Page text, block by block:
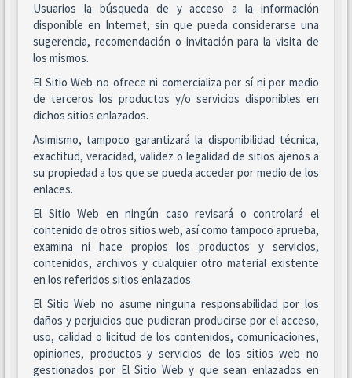
Usuarios la búsqueda de y acceso a la información
disponible en Internet, sin que pueda considerarse una
sugerencia, recomendación o invitación para la visita de
los mismos.
El Sitio Web no ofrece ni comercializa por sí ni por medio
de terceros los productos y/o servicios disponibles en
dichos sitios enlazados.
Asimismo, tampoco garantizará la disponibilidad técnica,
exactitud, veracidad, validez o legalidad de sitios ajenos a
su propiedad a los que se pueda acceder por medio de los
enlaces.
El Sitio Web en ningún caso revisará o controlará el
contenido de otros sitios web, así como tampoco aprueba,
examina ni hace propios los productos y servicios,
contenidos, archivos y cualquier otro material existente
en los referidos sitios enlazados.
El Sitio Web no asume ninguna responsabilidad por los
daños y perjuicios que pudieran producirse por el acceso,
uso, calidad o licitud de los contenidos, comunicaciones,
opiniones, productos y servicios de los sitios web no
gestionados por El Sitio Web y que sean enlazados en